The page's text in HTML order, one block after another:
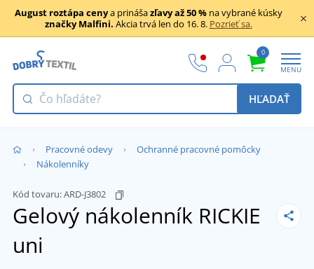
August roztápa cenya prinášazľavy až 50 %na vybrané kúsky
značky Malfini. Akcia trvá len do 16. 8. Pozrieť sa.
0
MENU
HĽADAŤ
Pracovné odevy
Ochranné pracovné pomôcky
Nákolenníky
Kód tovaru:ARD-J3802
Gelový nákolenník RICKIE
uni